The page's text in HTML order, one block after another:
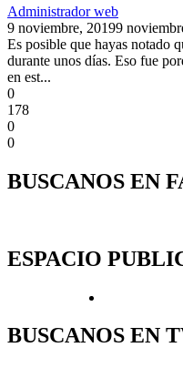
Administrador web
9 noviembre, 20199
Es posible que hayas notado
durante unos días. Eso fue
en est...
0
178
0
0
BUSCANOS EN
ESPACIO
BUSCANOS EN